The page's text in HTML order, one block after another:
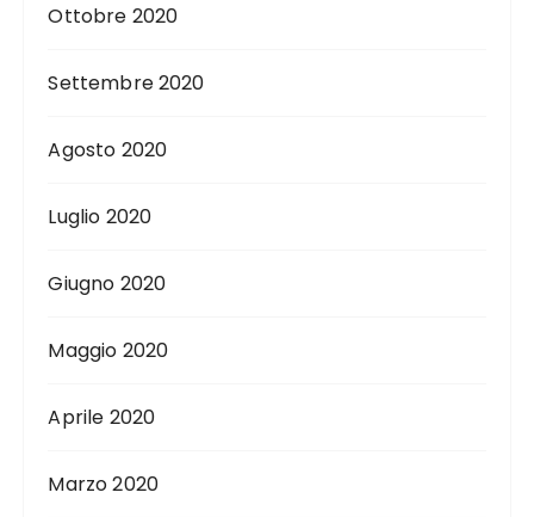
Ottobre 2020
Settembre 2020
Agosto 2020
Luglio 2020
Giugno 2020
Maggio 2020
Aprile 2020
Marzo 2020